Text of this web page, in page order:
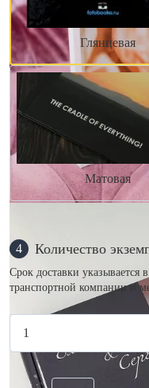
Глянцевая
Матовая
4 Количество
Срок доставки указывается
транспортной компании и